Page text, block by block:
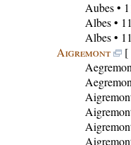
Aubes•
Albes•
Albes•
Aigremont
[